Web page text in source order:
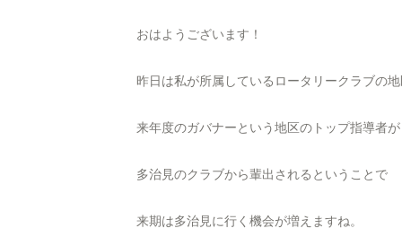
おはようございます！
昨日は私が所属しているロータリークラブの地
来年度のガバナーという地区のトップ指導者が
多治見のクラブから輩出されるということで
来期は多治見に行く機会が増えますね。